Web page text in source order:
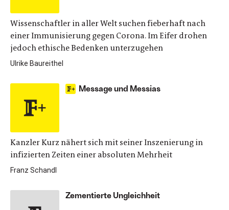
Wissenschaftler in aller Welt suchen fieberhaft nach
einer Immunisierung gegen Corona. Im Eifer drohen
jedoch ethische Bedenken unterzugehen
Ulrike Baureithel
Message und Messias
Kanzler Kurz nähert sich mit seiner Inszenierung in
infizierten Zeiten einer absoluten Mehrheit
Franz Schandl
Zementierte Ungleichheit